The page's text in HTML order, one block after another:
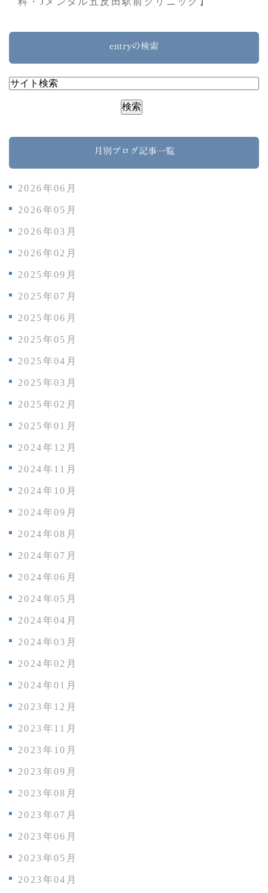
entryの検索
月別ブログ記事一覧
2026年06月
2026年05月
2026年03月
2026年02月
2025年09月
2025年07月
2025年06月
2025年05月
2025年04月
2025年03月
2025年02月
2025年01月
2024年12月
2024年11月
2024年10月
2024年09月
2024年08月
2024年07月
2024年06月
2024年05月
2024年04月
2024年03月
2024年02月
2024年01月
2023年12月
2023年11月
2023年10月
2023年09月
2023年08月
2023年07月
2023年06月
2023年05月
2023年04月